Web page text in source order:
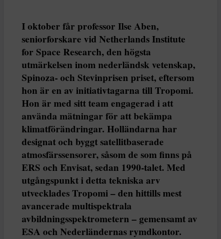
I oktober får professor Ilse Aben,
seniorforskare vid Netherlands Institute
for Space Research, den högsta
utmärkelsen inom nederländsk vetenskap,
Spinoza- och Stevinprisen priset, eftersom
hon är en av initiativtagarna till Tropomi.
Hon är med sitt team engagerad i att
använda mätningar för att bekämpa
klimatförändringar. Holländarna har
designat och byggt satellitbaserade
atmosfärssensorer, såsom de som finns på
ERS och Envisat, sedan 1990-talet. Med
utgångspunkt i detta tekniska arv
utvecklades Tropomi – den hittills mest
avancerade multispektrala
avbildningsspektrometern – gemensamt av
ESA och Nederländernas rymdkontor.